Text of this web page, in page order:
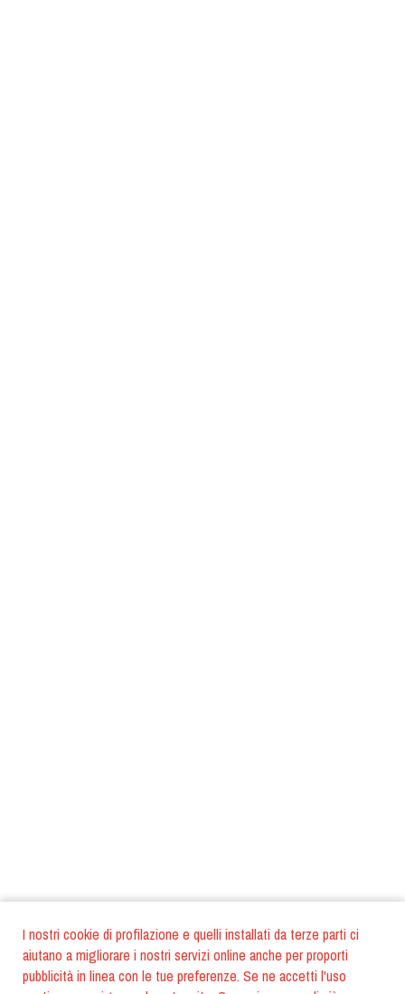
I nostri cookie di profilazione e quelli installati da terze parti ci
aiutano a migliorare i nostri servizi online anche per proporti
pubblicità in linea con le tue preferenze. Se ne accetti l'uso